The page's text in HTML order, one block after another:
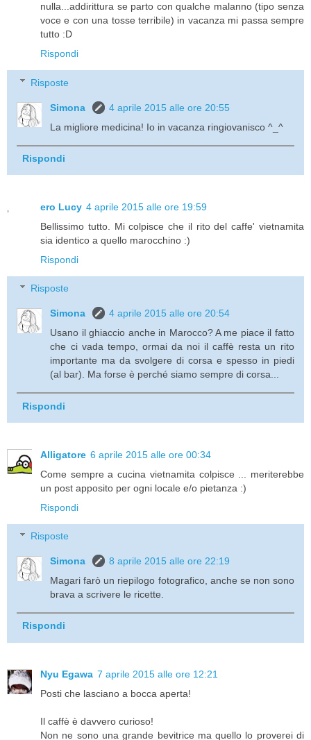
nulla...addirittura se parto con qualche malanno (tipo senza
voce e con una tosse terribile) in vacanza mi passa sempre
tutto :D
Rispondi
Risposte
Simona
4 aprile 2015 alle ore 20:55
La migliore medicina! Io in vacanza ringiovanisco ^_^
Rispondi
ero Lucy 4 aprile 2015 alle ore 19:59
Bellissimo tutto. Mi colpisce che il rito del caffe' vietnamita
sia identico a quello marocchino :)
Rispondi
Risposte
Simona
4 aprile 2015 alle ore 20:54
Usano il ghiaccio anche in Marocco? A me piace il fatto
che ci vada tempo, ormai da noi il caffè resta un rito
importante ma da svolgere di corsa e spesso in piedi
(al bar). Ma forse è perché siamo sempre di corsa...
Rispondi
Alligatore 6 aprile 2015 alle ore 00:34
Come sempre a cucina vietnamita colpisce ... meriterebbe
un post apposito per ogni locale e/o pietanza :)
Rispondi
Risposte
Simona
8 aprile 2015 alle ore 22:19
Magari farò un riepilogo fotografico, anche se non sono
brava a scrivere le ricette.
Rispondi
Nyu Egawa 7 aprile 2015 alle ore 12:21
Posti che lasciano a bocca aperta!
Il caffè è davvero curioso!
Non ne sono una grande bevitrice ma quello lo proverei di